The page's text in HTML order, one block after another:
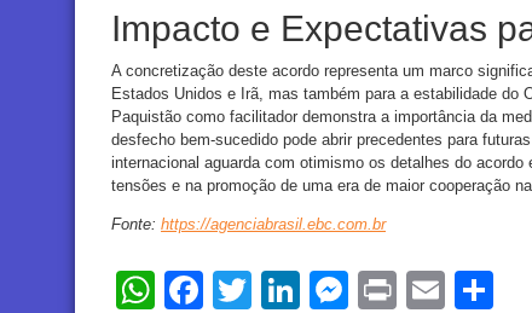
Impacto e Expectativas
A concretização deste acordo representa um marco
Estados Unidos e Irã, mas também para a estabilidade do
Paquistão como facilitador demonstra a importância da
desfecho bem-sucedido pode abrir precedentes para
internacional aguarda com otimismo os detalhes do
tensões e na promoção de uma era de maior cooperação
Fonte: https://agenciabrasil.ebc.com.br
WhatsApp
Facebook
TwitterLinkedIn
Messenger
PrintEmail